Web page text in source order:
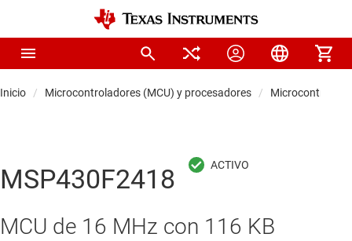
Inicio Microcontroladores (MCU) y procesadores
MSP430F2418
MCU de 16 MHz con 116 KB